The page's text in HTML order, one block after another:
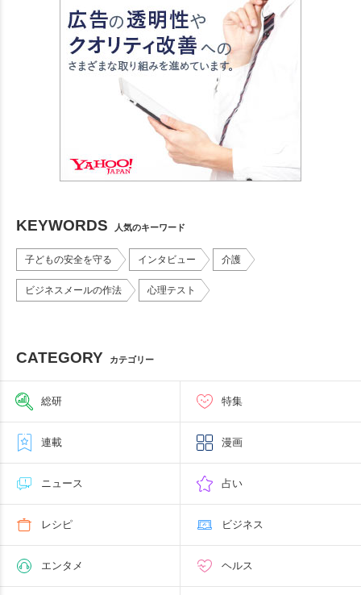
KEYWORDS 人気のキーワード
子どもの安全を守る インタビュー 介護
ビジネスメールの作法 心理テスト
CATEGORY カテゴリー
総研 特集
連載 漫画
ニュース 占い
レシピ ビジネス
エンタメ ヘルス